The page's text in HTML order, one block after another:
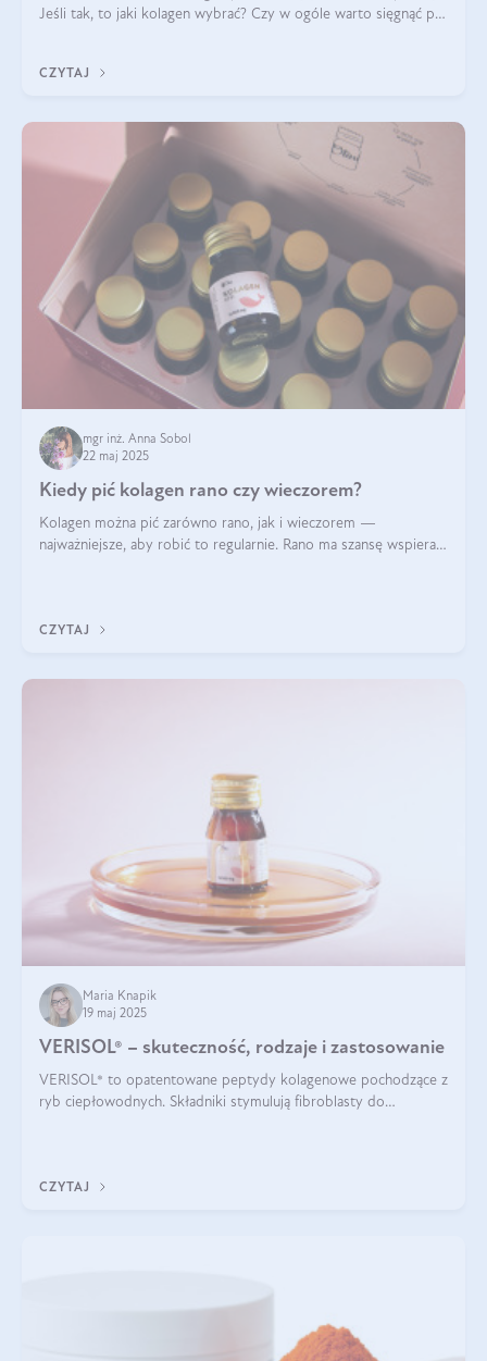
Jeśli tak, to jaki kolagen wybrać? Czy w ogóle warto sięgnąć po
CZYTAJ
mgr inż. Anna Sobol
22 maj 2025
Kiedy pić kolagen rano czy wieczorem?
Kolagen można pić zarówno rano, jak i wieczorem —
najważniejsze, aby robić to regularnie. Rano ma szansę wspierać
CZYTAJ
Maria Knapik
19 maj 2025
VERISOL® – skuteczność, rodzaje i zastosowanie
VERISOL® to opatentowane peptydy kolagenowe pochodzące z
ryb ciepłowodnych. Składniki stymulują fibroblasty do
CZYTAJ